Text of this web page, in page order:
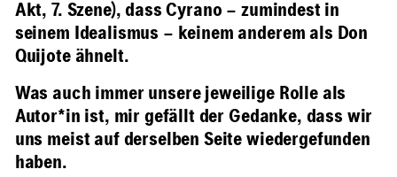
Akt, 7. Szene), dass Cyrano – zumindest in
seinem Idealismus – keinem anderem als Don
Quijote ähnelt.
Was auch immer unsere jeweilige Rolle als
Autor*in ist, mir gefällt der Gedanke, dass wir
uns meist auf derselben Seite wiedergefunden
haben.